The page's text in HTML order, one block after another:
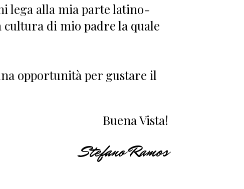
lega alla mia parte latino-
cultura di mio padre la quale
opportunità per gustare il
Buena Vista!
Stefano Ramos